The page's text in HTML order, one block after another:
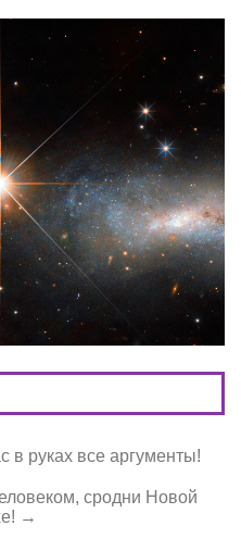
в руках все аргументы!
сродни Новой
→